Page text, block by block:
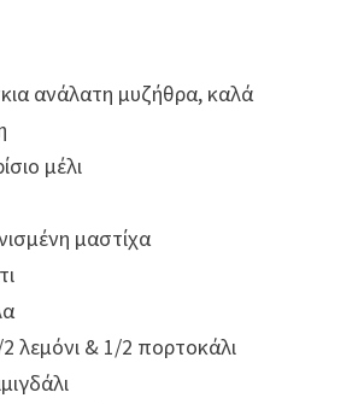
ανάλατη μυζήθρα, καλά
μέλι
μαστίχα
λεμόνι & 1/2 πορτοκάλι